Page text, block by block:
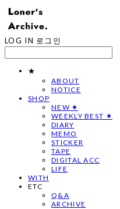
LOG IN 로그인
★
ABOUT
NOTICE
SHOP
NEW ✷
WEEKLY BEST ✷
DIARY
MEMO
STICKER
TAPE
DIGITAL ACC
LIFE
WITH
ETC
Q&A
ARCHIVE